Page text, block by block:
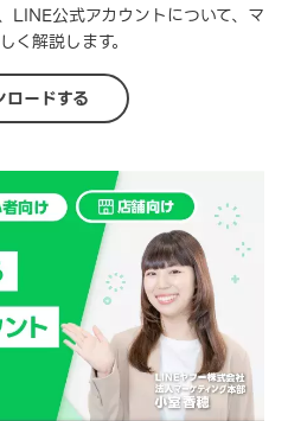
LINE公式アカウントについて、マ
く解説します。
ロードする